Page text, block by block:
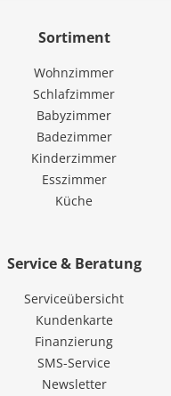
Sortiment
Wohnzimmer
Schlafzimmer
Babyzimmer
Badezimmer
Kinderzimmer
Esszimmer
Küche
Service & Beratung
Serviceübersicht
Kundenkarte
Finanzierung
SMS-Service
Newsletter